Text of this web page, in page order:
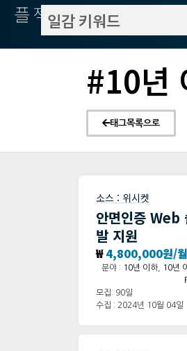
플젝서치
#10년
태그목록으로
소스 : 위시켓
안면인증 Web
발 지원
₩4,800,000원/월
분야 : 10년 이하 10년
모집: 90일
수집 : 2024년 10월 04일